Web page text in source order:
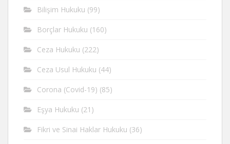
Bilişim Hukuku (99)
Borçlar Hukuku (160)
Ceza Hukuku (222)
Ceza Usul Hukuku (44)
Corona (Covid-19) (85)
Eşya Hukuku (21)
Fikri ve Sinai Haklar Hukuku (36)